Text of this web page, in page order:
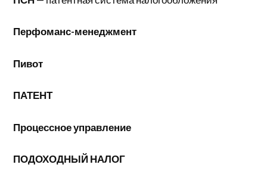
Перфоманс-менеджмент
Пивот
ПАТЕНТ
Процессное управление
ПОДОХОДНЫЙ НАЛОГ